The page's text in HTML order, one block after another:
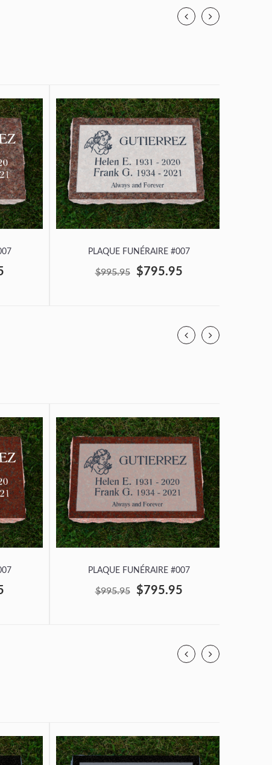
PLAQUE FUNÉRAIRE #007
$995.95 $795.95
PLAQUE FUNÉRAIRE #007
$995.95 $795.95